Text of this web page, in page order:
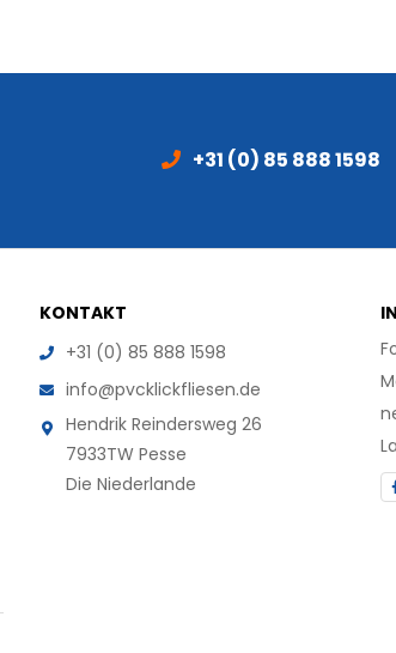
+31 (0) 85 888 1598
KONTAKT
+31 (0) 85 888 1598
info@pvcklickfliesen.de
Hendrik Reindersweg 26
7933TW Pesse
Die Niederlande